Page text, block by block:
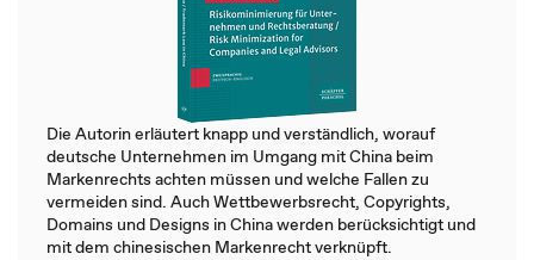
Die Autorin erläutert knapp und verständlich, worauf
deutsche Unternehmen im Umgang mit China beim
Markenrechts achten müssen und welche Fallen zu
vermeiden sind. Auch Wettbewerbsrecht, Copyrights,
Domains und Designs in China werden berücksichtigt und
mit dem chinesischen Markenrecht verknüpft.